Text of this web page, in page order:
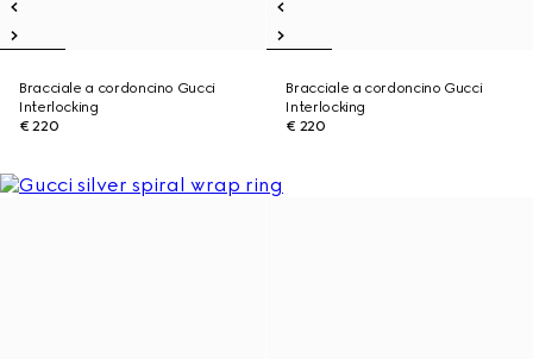
Bracciale a cordoncino Gucci
Interlocking
€ 220
Bracciale a cordoncino Gucci
Interlocking
€ 220